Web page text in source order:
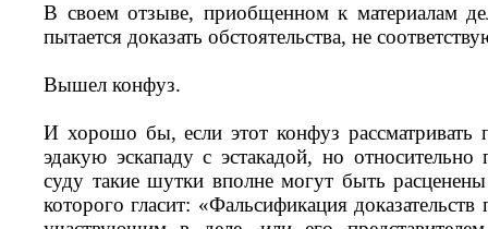
В своем отзыве, приобщенном к материалам
пытается доказать обстоятельства, не
Вышел конфуз.
И хорошо бы, если этот конфуз рассматривать
эдакую эскападу с эстакадой, но относительно
суду такие шутки вполне могут быть
которого гласит: «Фальсификация